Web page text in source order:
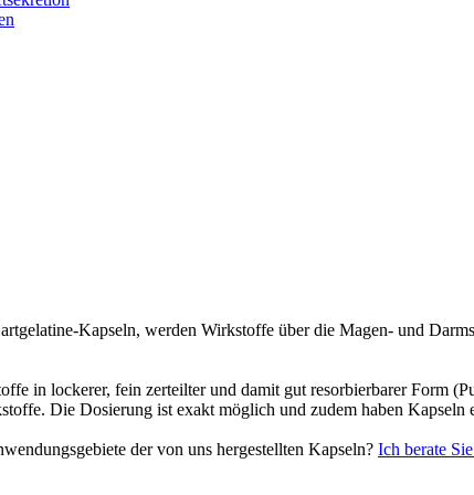
Kapseln, werden Wirkstoffe über die Magen- und
in lockerer, fein zerteilter und damit gut resorbierbarer Form
Die Dosierung ist exakt möglich und zudem haben Kapseln
der von uns hergestellten Kapseln? Ich berate